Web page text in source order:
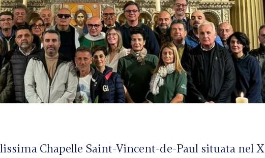
Chapelle Saint-Vincent-de-Paul situata nel X